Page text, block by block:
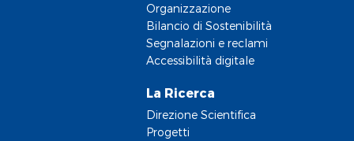
Organizzazione
Bilancio di Sostenibilità
Segnalazioni e reclami
Accessibilità digitale
La Ricerca
Direzione Scientifica
Progetti